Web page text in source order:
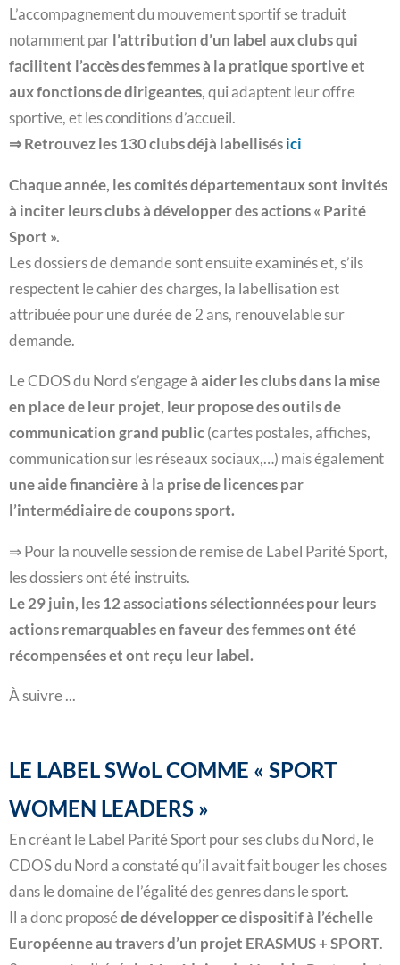
L’accompagnement du mouvement sportif se traduit
notamment par l’attribution d’un label aux clubs qui
facilitent l’accès des femmes à la pratique sportive et
aux fonctions de dirigeantes, qui adaptent leur offre
sportive, et les conditions d’accueil.
⇒ Retrouvez les 130 clubs déjà labellisés ici
Chaque année, les comités départementaux sont invités
à inciter leurs clubs à développer des actions « Parité
Sport ».
Les dossiers de demande sont ensuite examinés et, s’ils
respectent le cahier des charges, la labellisation est
attribuée pour une durée de 2 ans, renouvelable sur
demande.
Le CDOS du Nord s’engageà aider les clubs dans la mise
en place de leur projet, leur propose des outils de
communication grand public (cartes postales, affiches,
communication sur les réseaux sociaux,…) mais également
une aide financière à la prise de licences par
l’intermédiaire de coupons sport.
⇒ Pour la nouvelle session de remise de Label Parité Sport,
les dossiers ont été instruits.
Le 29 juin, les 12 associations sélectionnées pour leurs
actions remarquables en faveur des femmes ont été
récompensées et ont reçu leur label.
À suivre ...
LE LABEL SWoL COMME « SPORT
WOMEN LEADERS »
En créant le Label Parité Sport pour ses clubs du Nord, le
CDOS du Nord a constaté qu’il avait fait bouger les choses
dans le domaine de l’égalité des genres dans le sport.
Il a donc proposéde développer ce dispositif à l’échelle
Européenne au travers d’un projet ERASMUS + SPORT.